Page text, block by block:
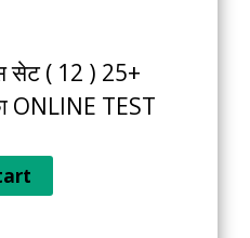
सेट ( 12 ) 25+
ONLINE TEST